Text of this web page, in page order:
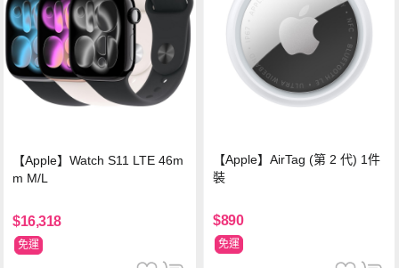
【Apple】Watch S11 LTE 46m
m M/L
$16,318
免運
【Apple】AirTag (第 2 代) 1件
裝
$890
免運